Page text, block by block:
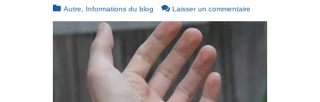
Autre Informations du blog Laisser un commentaire